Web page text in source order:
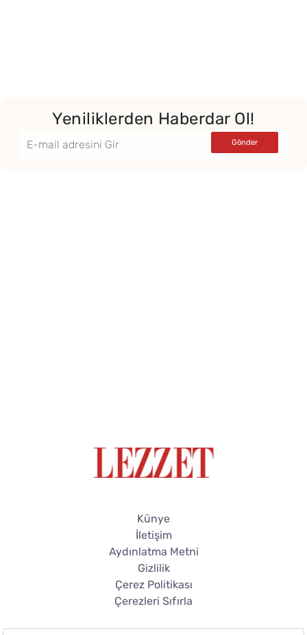
Yeniliklerden Haberdar Ol!
Künye
İletişim
Aydınlatma Metni
Gizlilik
Çerez Politikası
Çerezleri Sıfırla